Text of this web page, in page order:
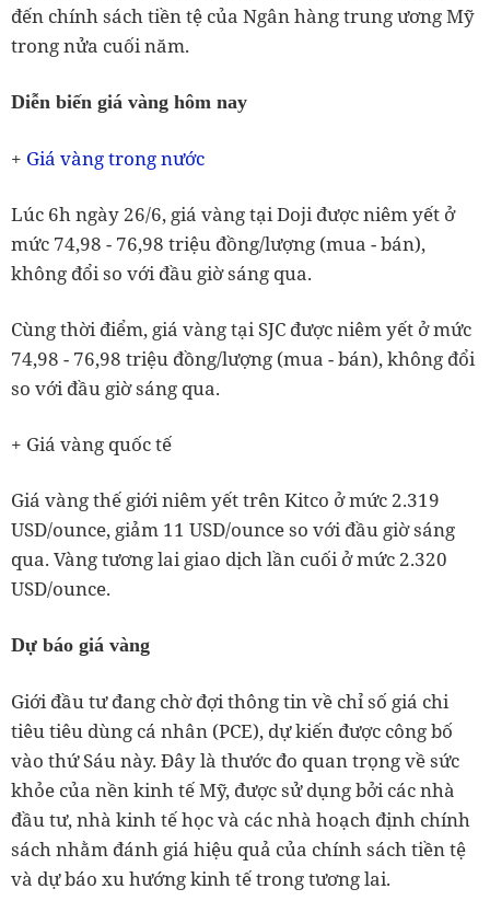
đến chính sách tiền tệ của Ngân hàng trung ương Mỹ
trong nửa cuối năm.
Diễn biến giá vàng hôm nay
+ Giá vàng trong nước
Lúc 6h ngày 26/6, giá vàng tại Doji được niêm yết ở
mức 74,98 - 76,98 triệu đồng/lượng (mua - bán),
không đổi so với đầu giờ sáng qua.
Cùng thời điểm, giá vàng tại SJC được niêm yết ở mức
74,98 - 76,98 triệu đồng/lượng (mua - bán), không đổi
so với đầu giờ sáng qua.
+ Giá vàng quốc tế
Giá vàng thế giới niêm yết trên Kitco ở mức 2.319
USD/ounce, giảm 11 USD/ounce so với đầu giờ sáng
qua. Vàng tương lai giao dịch lần cuối ở mức 2.320
USD/ounce.
Dự báo giá vàng
Giới đầu tư đang chờ đợi thông tin về chỉ số giá chi
tiêu tiêu dùng cá nhân (PCE), dự kiến được công bố
vào thứ Sáu này. Đây là thước đo quan trọng về sức
khỏe của nền kinh tế Mỹ, được sử dụng bởi các nhà
đầu tư, nhà kinh tế học và các nhà hoạch định chính
sách nhằm đánh giá hiệu quả của chính sách tiền tệ
và dự báo xu hướng kinh tế trong tương lai.